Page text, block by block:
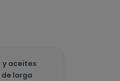
y aceites
larga